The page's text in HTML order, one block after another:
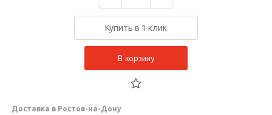
Купить в 1 клик
В корзину
Доставка в Ростов-на-Дону